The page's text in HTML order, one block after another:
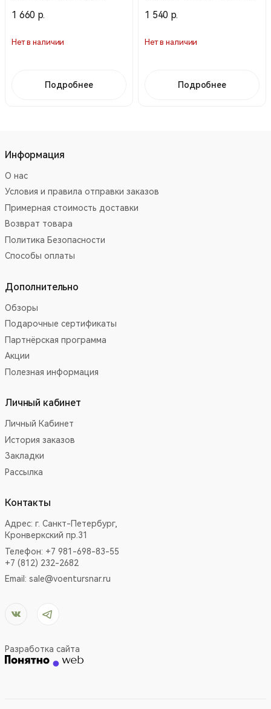
1 660 р.
Нет в наличии
Подробнее
1 540 р.
Нет в наличии
Подробнее
Информация
О нас
Условия и правила отправки заказов
Примерная стоимость доставки
Возврат товара
Политика Безопасности
Способы оплаты
Дополнительно
Обзоры
Подарочные сертификаты
Партнёрская программа
Акции
Полезная информация
Личный кабинет
Личный Кабинет
История заказов
Закладки
Рассылка
Контакты
Адрес: г. Санкт-Петербург,
Кронверкский пр.31
Телефон: +7 981-698-83-55
+7 (812) 232-2682
Email: sale@voentursnar.ru
Разработка сайта